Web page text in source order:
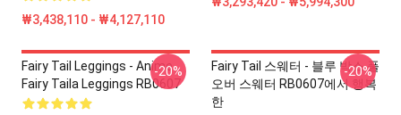
₩3,438,110 - ₩4,127,110
Fairy Tail Leggings - Anime
Fairy Taila Leggings RB0607
-20%
Fairy Tail 스웨터 - 블루 박스 풀
오버 스웨터 RB0607에서 행복
한
-20%